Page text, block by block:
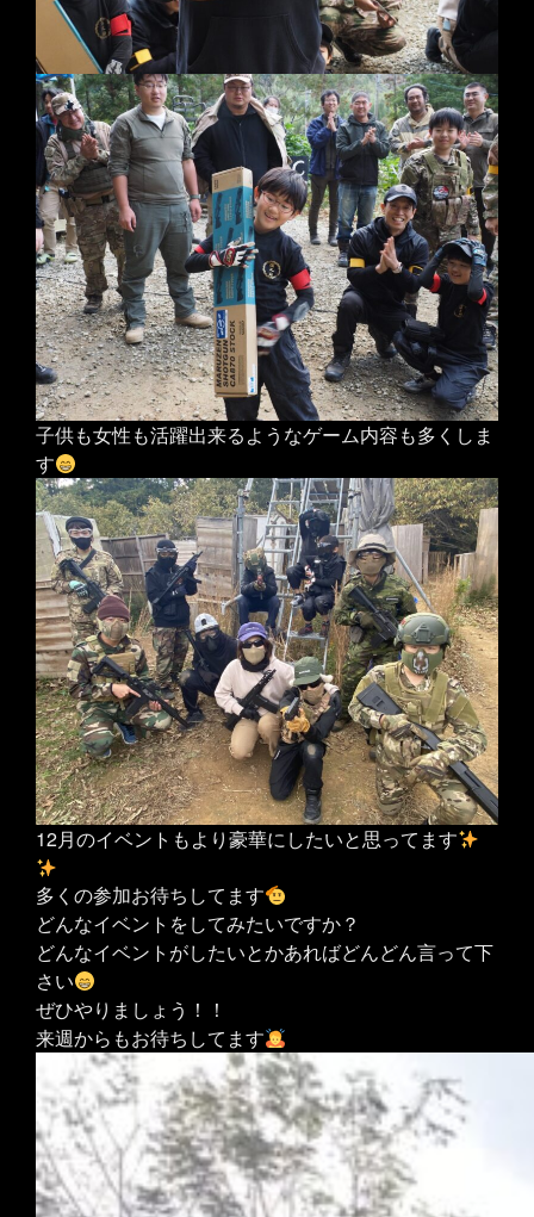
子供も女性も活躍出来るようなゲーム内容も多くしま
す
12月のイベントもより豪華にしたいと思ってます
多くの参加お待ちしてます
どんなイベントをしてみたいですか？
どんなイベントがしたいとかあればどんどん言って下
さい
ぜひやりましょう！！
来週からもお待ちしてます